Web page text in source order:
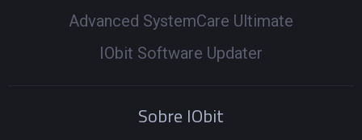
Advanced SystemCare Ultimate
IObit Software Updater
Sobre IObit